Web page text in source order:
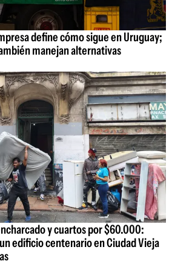
define cómo sigue en Uruguay;
manejan alternativas
y cuartos por $60.000:
edificio centenario en Ciudad Vieja